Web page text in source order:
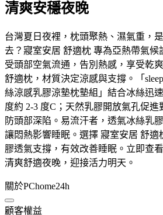
清爽安穩夜晚
台灣夏日夜裡，枕頭聚熱、濕氣重，
去？寢室安居 舒適枕 專為亞熱帶氣候
受頭部空氣流通，告別熱感，享受乾
舒適枕，材質決定涼感與支撐。「
絲涼感乳膠涼墊枕墊組」結合冰絲迅
度約 2-3 度C；天然乳膠開放氣孔促進
防頭部深陷。易流汗者，透氣冰絲乳
讓悶熱影響睡眠。選擇 寢室安居 舒適
膠透氣支撐，有效改善睡眠。立即查
清爽舒適夜晚，迎接活力明天。
關於PChome24h
顧客權益